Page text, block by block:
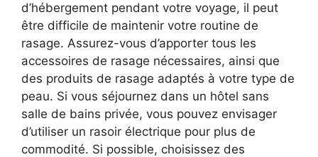
d’hébergement pendant votre voyage, il peut
être difficile de maintenir votre routine de
rasage. Assurez-vous d’apporter tous les
accessoires de rasage nécessaires, ainsi que
des produits de rasage adaptés à votre type de
peau. Si vous séjournez dans un hôtel sans
salle de bains privée, vous pouvez envisager
d’utiliser un rasoir électrique pour plus de
commodité. Si possible, choisissez des